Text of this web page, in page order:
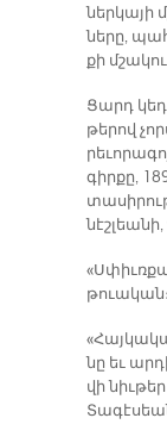
ներ­կա­յի
նե­րը,
քի
Ցարդ
թե­րով
գիր­քը,
թուական։
նը եւ
վի